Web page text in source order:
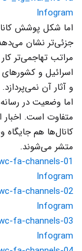
Infogram
اما شکل پوشش
جزئی‌تر نشان
مراتب تهاجمی‌تر
اسرائیل و کشورهای
و آثار آن نمی‌پردازد.
اما وضعیت در
متفاوت است. اخبار
کانال‌ها هم جایگاه
متشر می‌شوند.
fa-channels-01
Infogram
fa-channels-02
Infogram
fa-channels-03
Infogram